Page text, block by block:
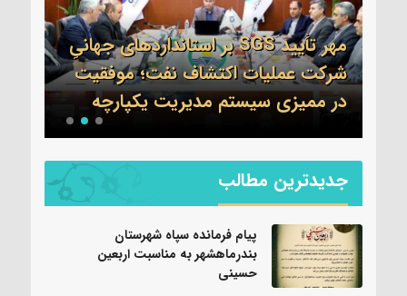
مهر تأیید SGS بر استانداردهای جهانیِ
شرکت عملیات اکتشاف نفت؛ موفقیت
در ممیزی سیستم مدیریت یکپارچه
جدیدترین مطالب
پیام فرمانده سپاه شهرستان
بندرماهشهر به مناسبت اربعین
حسینی